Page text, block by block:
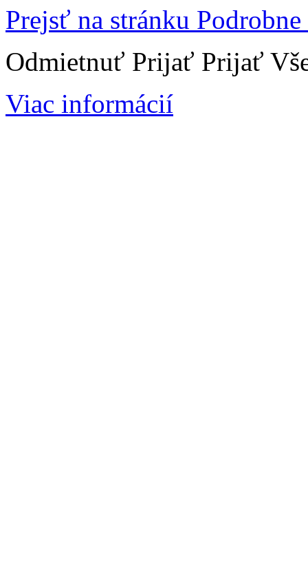
Prejsť na stránku
Odmietnuť Prijať Prijať
Viac informácií